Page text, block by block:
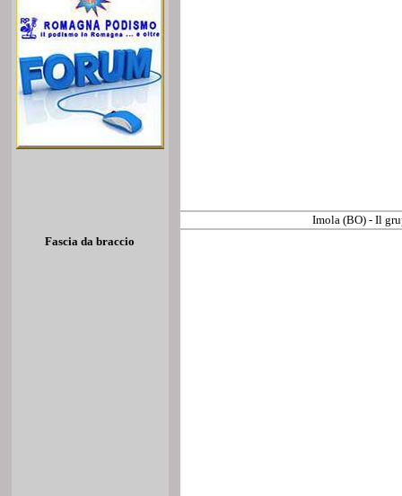
Imola (BO) - Il
Fascia da braccio